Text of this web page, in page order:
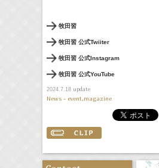
牧田習
牧田習 公式Twiiter
牧田習 公式Instagram
牧田習 公式YouTube
2024.7.18update
News - event,magazine